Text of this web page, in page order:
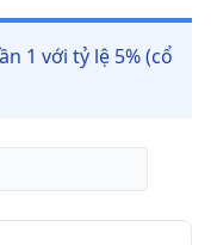
1 với tỷ lệ 5% (cổ